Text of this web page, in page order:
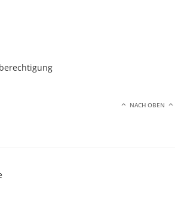
NACH OBEN